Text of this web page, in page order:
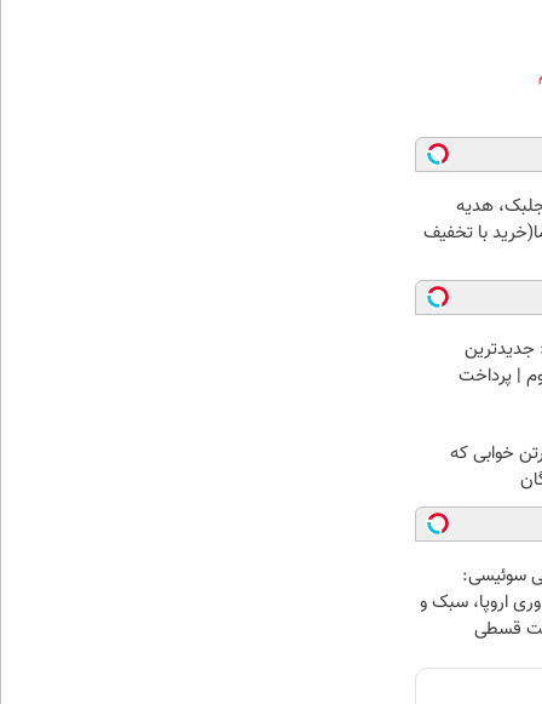
هدیه
با تخفیف
| پرداخت
خوابی که
سوئیسی:
اروپا، سبک و
قسطی